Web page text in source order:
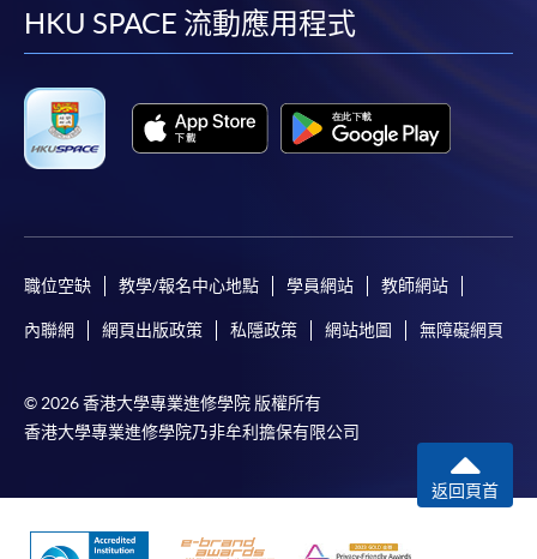
facebook
youtube
linkedin
HKU SPACE 流動應用程式
職位空缺 教學/報名中心地點 學員網站 教師網站
內聯網 網頁出版政策 私隱政策 網站地圖 無障礙網頁
© 2026 香港大學專業進修學院 版權所有
香港大學專業進修學院乃非牟利擔保有限公司
返回頁首